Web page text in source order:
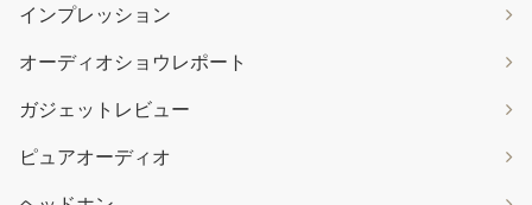
インプレッション
オーディオショウレポート
ガジェットレビュー
ピュアオーディオ